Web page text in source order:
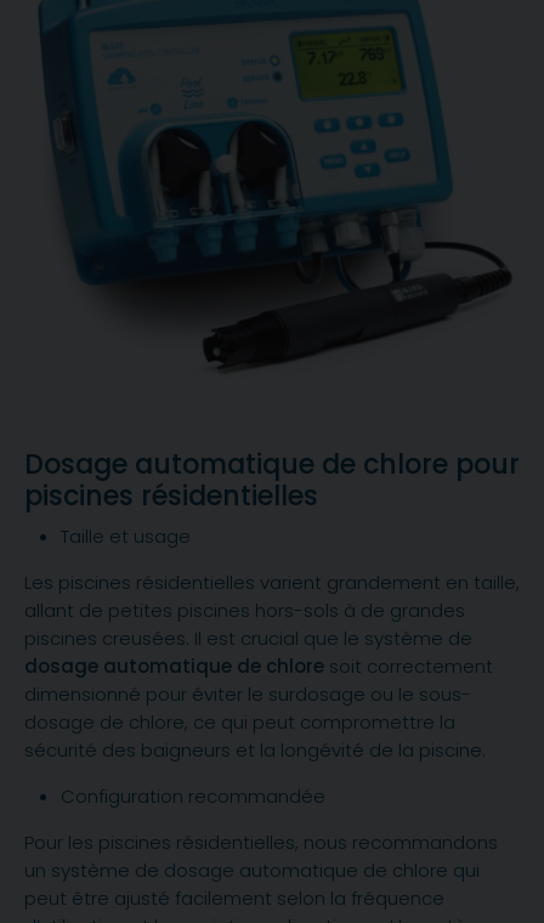
Dosage automatique de chlore pour
piscines résidentielles
Taille et usage
Les piscines résidentielles varient grandement en taille,
allant de petites piscines hors-sols à de grandes
piscines creusées. Il est crucial que le système de
dosage automatique de chlore soit correctement
dimensionné pour éviter le surdosage ou le sous-
dosage de chlore, ce qui peut compromettre la
sécurité des baigneurs et la longévité de la piscine.
Configuration recommandée
Pour les piscines résidentielles, nous recommandons
un système de dosage automatique de chlore qui
peut être ajusté facilement selon la fréquence